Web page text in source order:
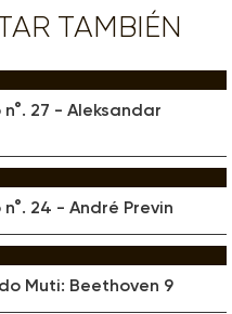
TAMBIÉN
27 - Aleksandar
24 - André Previn
Muti: Beethoven 9